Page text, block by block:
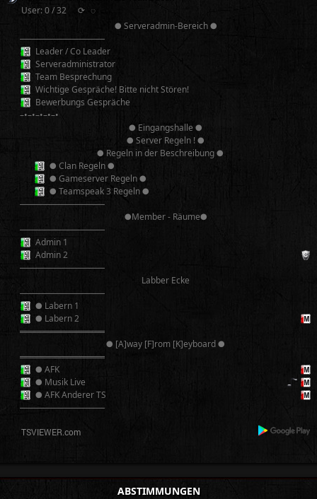
User: 0 / 32
⟳ ◌
● Serveradmin-Bereich ●
──────────
Leader / Co Leader
Serveradministrator
Team Besprechung
Wichtige Gespräche! Bitte nicht Stören!
Bewerbungs Gespräche
–•–•–•–•–•
● Eingangshalle ●
● Server Regeln ! ●
● Regeln in der Beschreibung ●
● Clan Regeln ●
● Gameserver Regeln ●
● Teamspeak 3 Regeln ●
──────────
●Member - Räume●
──────────
Admin 1
Admin 2
──────────
Labber Ecke
──────────
● Labern 1
● Labern 2
══════════
● [A]way [F]rom [K]eyboard ●
══════════
● AFK
● Musik Live
● AFK Anderer TS
──────────
ABSTIMMUNGEN